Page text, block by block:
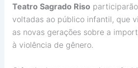
Teatro Sagrado Riso
voltadas ao público infantil, que
as novas gerações sobre a
à violência de gênero.